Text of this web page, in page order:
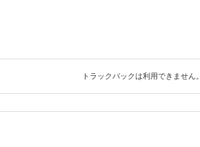
トラックバックは利用できません。